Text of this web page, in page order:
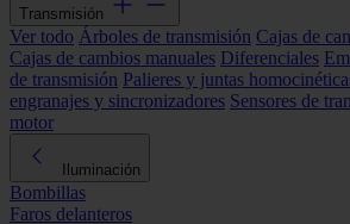
Transmisión
Ver todo Árboles de transmisión Cajas de
Cajas de cambios manuales Diferenciales
de transmisión Palieres y juntas
engranajes y sincronizadores Sensores de
motor
Iluminación
Bombillas
Faros delanteros